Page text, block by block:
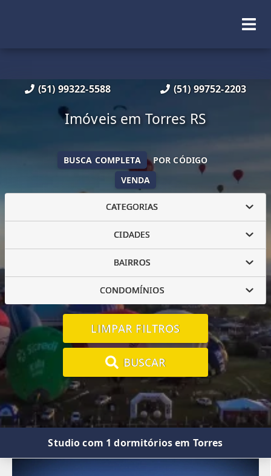
(51) 99322-5588 (51) 99752-2203
Imóveis em Torres RS
VENDA
BUSCA COMPLETA POR CÓDIGO
CATEGORIAS
CIDADES
BAIRROS
CONDOMÍNIOS
LIMPAR FILTROS
BUSCAR
Studio com 1 dormitórios em Torres